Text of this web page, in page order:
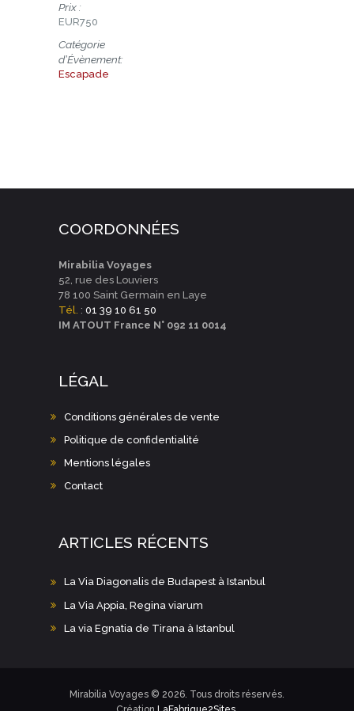
Prix :
EUR750
Catégorie
d’Évènement:
Escapade
COORDONNÉES
Mirabilia Voyages
52, rue des Louviers
78 100 Saint Germain en Laye
Tél. : 01 39 10 61 50
IM ATOUT France N° 092 11 0014
LÉGAL
Conditions générales de vente
Politique de confidentialité
Mentions légales
Contact
ARTICLES RÉCENTS
La Via Diagonalis de Budapest à Istanbul
La Via Appia, Regina viarum
La via Egnatia de Tirana à Istanbul
Mirabilia Voyages © 2026. Tous droits réservés.